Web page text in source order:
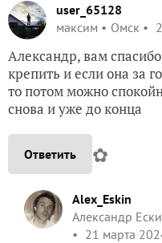
user_65128
максим
Омск
Александр, вам
крепить и если она за
то потом можно
снова и уже до конца
Ответить ✿
Alex_Eskin
Александр
21 марта